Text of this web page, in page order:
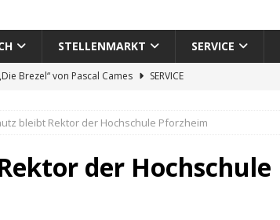
STELLENMARKT SERVICE
Brezel“ von Pascal Cames
SERVICE
des 65. Fasnetsumzugs Dillweißenstein
bleibt Rektor der Hochschule Pforzheim
der Hochschule